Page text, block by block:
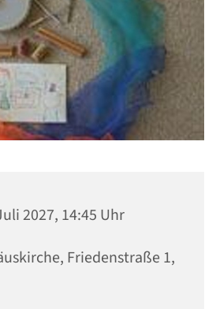
2027, 14:45 Uhr
Friedenstraße 1,